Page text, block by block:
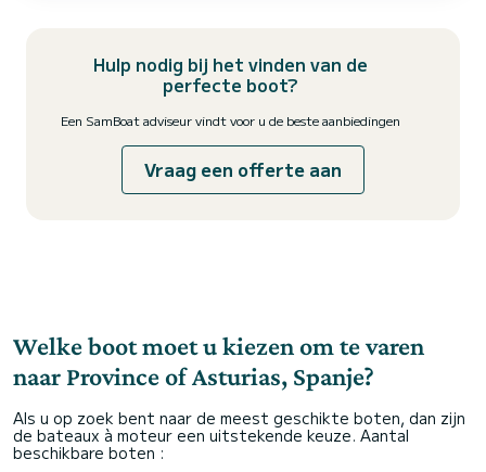
Hulp nodig bij het vinden van de
perfecte boot?
Een SamBoat adviseur vindt voor u de beste aanbiedingen
Vraag een offerte aan
Welke boot moet u kiezen om te varen
naar Province of Asturias, Spanje?
Als u op zoek bent naar de meest geschikte boten, dan zijn
de bateaux à moteur een uitstekende keuze. Aantal
beschikbare boten :